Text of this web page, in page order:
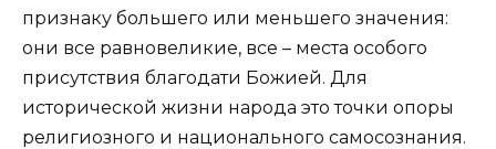
признаку большего или меньшего значения:
они все равновеликие, все – места особого
присутствия благодати Божией. Для
исторической жизни народа это точки опоры
религиозного и национального самосознания.